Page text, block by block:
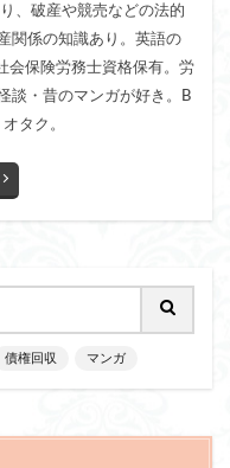
、破産や競売などの法的
関係の知識あり。英語の
会保険労務士資格保有。労
談・昔のマンガが好き。B
タク。
債権回収 マンガ